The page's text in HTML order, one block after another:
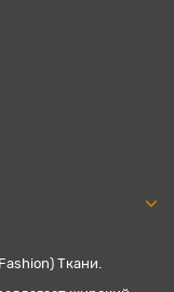
Ткани.